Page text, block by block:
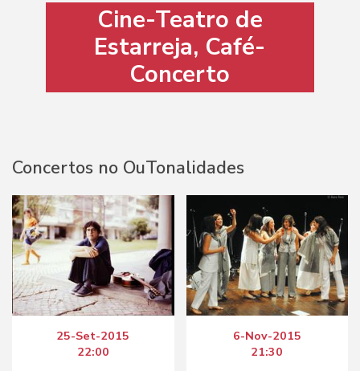
Cine-Teatro de
Estarreja, Café-
Concerto
Concertos no OuTonalidades
25-Set-2015
22:00
6-Nov-2015
21:30